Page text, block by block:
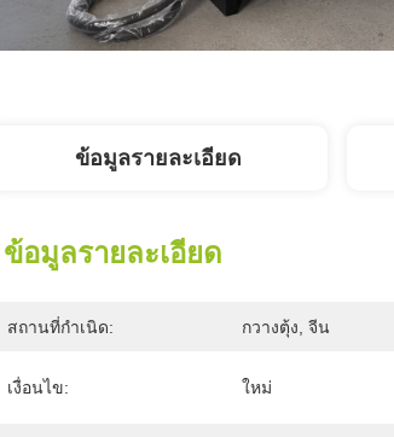
ข้อมูลรายละเอียด
ข้อมูลรายละเอียด
สถานที่กำเนิด: กวางตุ้ง, จีน
เงื่อนไข: ใหม่